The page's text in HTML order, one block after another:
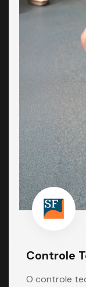
Controle
O controle